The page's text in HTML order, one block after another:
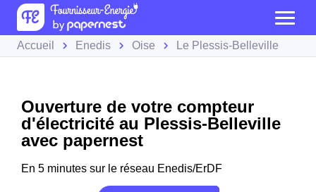
Accueil Enedis Oise Le Plessis-Belleville